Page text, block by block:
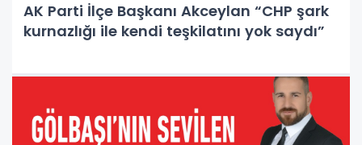
AK Parti İlçe Başkanı Akceylan “CHP şark
kurnazlığı ile kendi teşkilatını yok saydı”